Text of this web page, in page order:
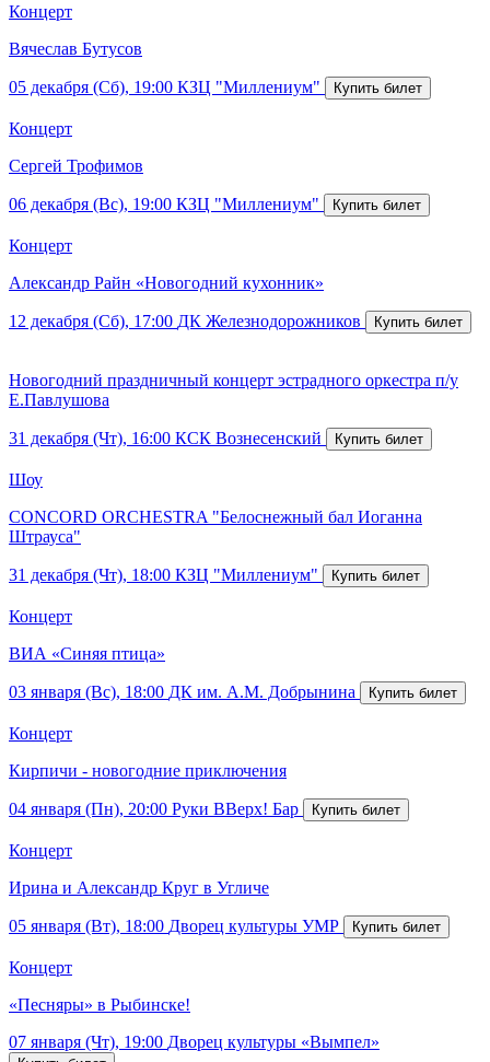
Концерт
Вячеслав Бутусов
05 декабря (Сб), 19:00 КЗЦ "Миллениум"
Концерт
Сергей Трофимов
06 декабря (Вс), 19:00 КЗЦ "Миллениум"
Концерт
Александр Райн «Новогодний кухонник»
12 декабря (Сб), 17:00 ДК Железнодорожников
Новогодний праздничный концерт эстрадного оркестра п/у
Е.Павлушова
31 декабря (Чт), 16:00 КСК Вознесенский
Шоу
CONCORD ORCHESTRA "Белоснежный бал Иоганна
Штрауса"
31 декабря (Чт), 18:00 КЗЦ "Миллениум"
Концерт
ВИА «Синяя птица»
03 января (Вс), 18:00 ДК им. А.М. Добрынина
Концерт
Кирпичи - новогодние приключения
04 января (Пн), 20:00 Руки ВВерх! Бар
Концерт
Ирина и Александр Круг в Угличе
05 января (Вт), 18:00 Дворец культуры УМР
Концерт
«Песняры» в Рыбинске!
07 января (Чт), 19:00 Дворец культуры «Вымпел»